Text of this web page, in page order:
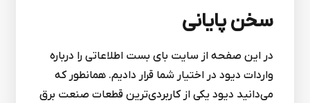
سخن پایانی
در این صفحه از سایت بای بست اطلاعاتی را درباره
واردات دیود در اختیار شما قرار دادیم. همانطور که
می‌دانید دیود یکی از کاربردی‌ترین قطعات صنعت برق